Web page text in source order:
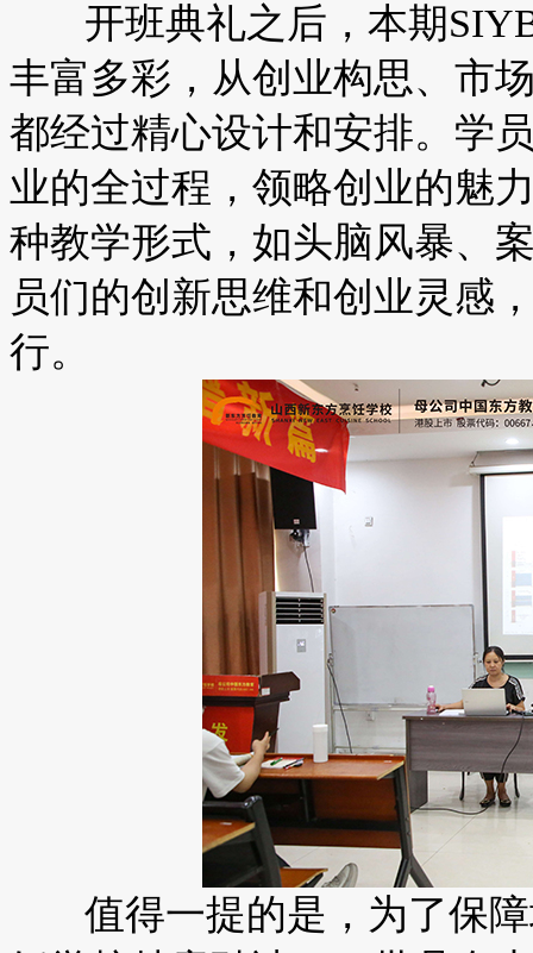
开班典礼之后，本期SIYB
丰富多彩，从创业构思、市
都经过精心设计和安排。学
业的全过程，领略创业的魅
种教学形式，如头脑风暴、
员们的创新思维和创业灵感
行。
值得一提的是，为了保障